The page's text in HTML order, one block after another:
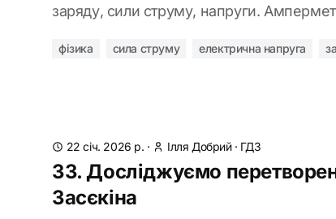
заряду, сили струму, напруги.
фізика сила струму електрична напруга
22 січ. 2026 р. · Ілля Добрий· ГДЗ
33. Досліджуємо
Засєкіна